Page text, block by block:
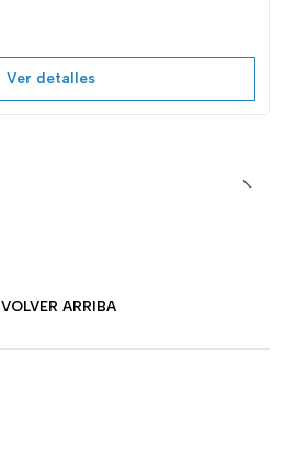
Ver detalles
VOLVER ARRIBA